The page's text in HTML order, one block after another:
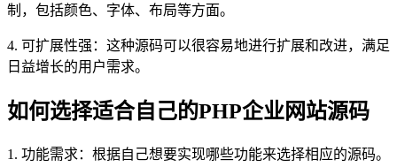
制，包括颜色、字体、布局等方面。
4. 可扩展性强：这种源码可以很容易地进行扩展和改进，满足
日益增长的用户需求。
如何选择适合自己的PHP企业网站源码
1. 功能需求：根据自己想要实现哪些功能来选择相应的源码。